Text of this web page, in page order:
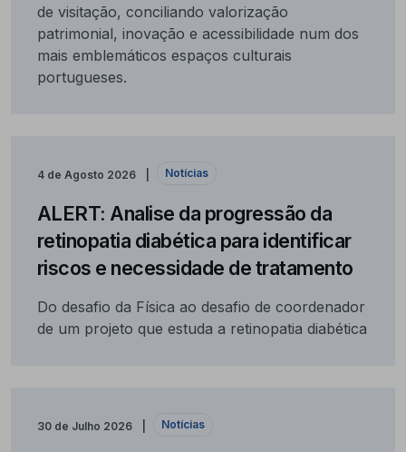
de visitação, conciliando valorização
patrimonial, inovação e acessibilidade num dos
mais emblemáticos espaços culturais
portugueses.
4 de Agosto 2026 Notícias
ALERT: Analise da progressão da
retinopatia diabética para identificar
riscos e necessidade de tratamento
Do desafio da Física ao desafio de coordenador
de um projeto que estuda a retinopatia diabética
30 de Julho 2026 Notícias